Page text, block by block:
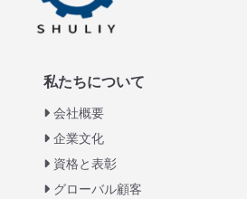
私たちについて
会社概要
企業文化
資格と表彰
グローバル顧客